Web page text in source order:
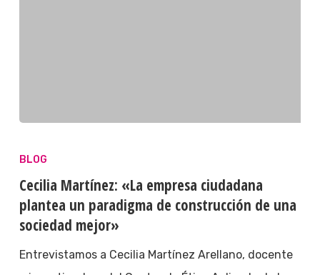
BLOG
Cecilia Martínez: «La empresa ciudadana
plantea un paradigma de construcción de una
sociedad mejor»
Entrevistamos a Cecilia Martínez Arellano, docente